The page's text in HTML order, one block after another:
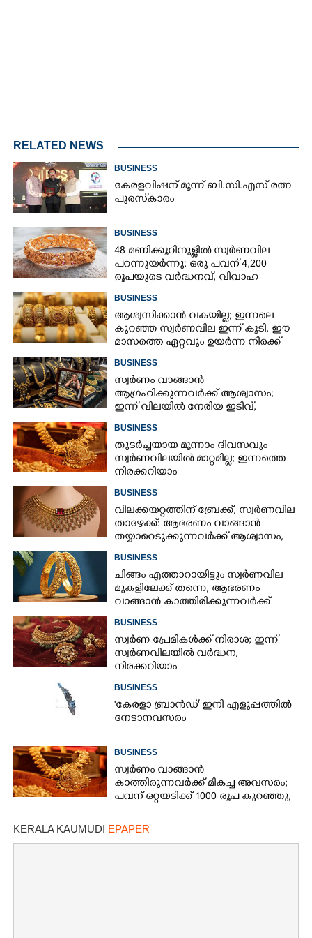
RELATED NEWS
BUSINESS
കേരളവിഷന് മൂന്ന് ബി.സി.എസ് രത്ന
പുരസ്‌കാരം
BUSINESS
48 മണിക്കൂറിനുള്ളിൽ സ്വർണവില
പറന്നുയർന്നു; ഒരു പവന് 4,200
രൂപയുടെ വർദ്ധനവ്, വിവാഹ
BUSINESS
ആശ്വസിക്കാൻ വകയില്ല; ഇന്നലെ
കുറഞ്ഞ സ്വർണവില ഇന്ന് കൂടി, ഈ
മാസത്തെ ഏറ്റവും ഉയർന്ന നിരക്ക്
BUSINESS
സ്വർണം വാങ്ങാൻ
ആഗ്രഹിക്കുന്നവർക്ക് ആശ്വാസം;
ഇന്ന് വിലയിൽ നേരിയ ഇടിവ്,
BUSINESS
തുടർച്ചയായ മൂന്നാം ദിവസവും
സ്വർണവിലയിൽ മാറ്റമില്ല; ഇന്നത്തെ
നിരക്കറിയാം
BUSINESS
വിലക്കയറ്റത്തിന് ബ്രേക്ക്, സ്വർണവില
താഴേക്ക്: ആഭരണം വാങ്ങാൻ
തയ്യാറെടുക്കുന്നവർക്ക് ആശ്വാസം,
BUSINESS
ചിങ്ങം എത്താറായിട്ടും സ്വർണവില
മുകളിലേക്ക് തന്നെ,​ ആഭരണം
വാങ്ങാൻ കാത്തിരിക്കുന്നവർക്ക്
BUSINESS
സ്വർണ പ്രേമികൾക്ക് നിരാശ; ഇന്ന്
സ്വർണവിലയിൽ വർദ്ധന,
നിരക്കറിയാം
BUSINESS
"കേരളാ ബ്രാൻഡ്" ഇനി എളുപ്പത്തിൽ
നേടാനവസരം
BUSINESS
സ്വർണം വാങ്ങാൻ
കാത്തിരുന്നവർക്ക് മികച്ച അവസരം;
പവന് ഒറ്റയടിക്ക് 1000 രൂപ കുറഞ്ഞു,
KERALA KAUMUDI EPAPER